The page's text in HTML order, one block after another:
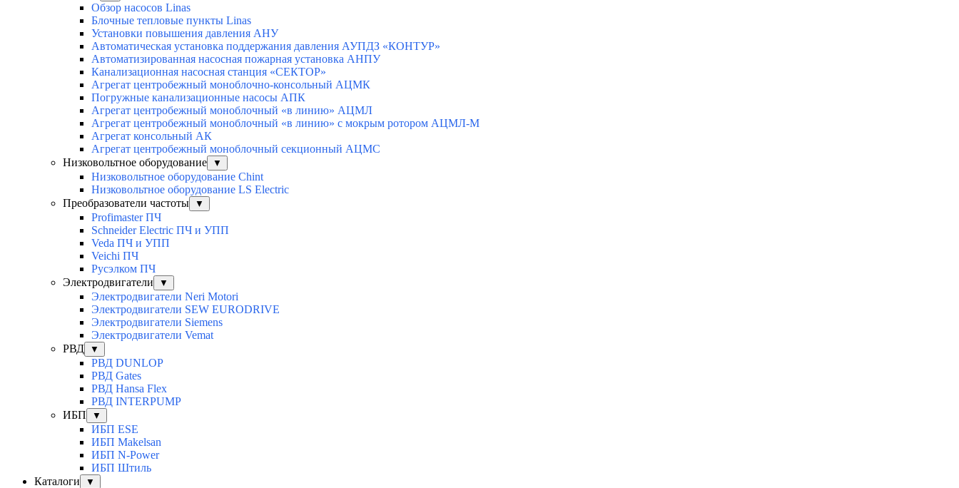
Обзор насосов Linas
Блочные тепловые пункты Linas
Установки повышения давления АНУ
Автоматическая установка поддержания давления АУПДЗ «КОНТУР»
Автоматизированная насосная пожарная установка АНПУ
Канализационная насосная станция «СЕКТОР»
Агрегат центробежный моноблочно-консольный АЦМК
Погружные канализационные насосы АПК
Агрегат центробежный моноблочный «в линию» АЦМЛ
Агрегат центробежный моноблочный «в линию» с мокрым ротором АЦМЛ-М
Агрегат консольный АК
Агрегат центробежный моноблочный секционный АЦМС
Низковольтное оборудование
▼
Низковольтное оборудование Chint
Низковольтное оборудование LS Electric
Преобразователи частоты
▼
Profimaster ПЧ
Schneider Electric ПЧ и УПП
Veda ПЧ и УПП
Veichi ПЧ
Русэлком ПЧ
Электродвигатели
▼
Электродвигатели Neri Motori
Электродвигатели SEW EURODRIVE
Электродвигатели Siemens
Электродвигатели Vemat
РВД
▼
РВД DUNLOP
РВД Gates
РВД Hansa Flex
РВД INTERPUMP
ИБП
▼
ИБП ESE
ИБП Makelsan
ИБП N-Power
ИБП Штиль
Каталоги
▼